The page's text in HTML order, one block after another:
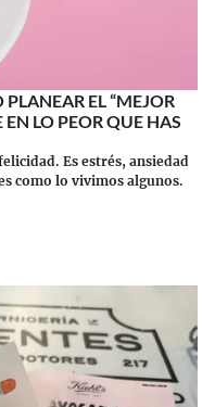
EL “MEJOR
LO PEOR QUE HAS
Es estrés, ansiedad
como lo vivimos algunos.